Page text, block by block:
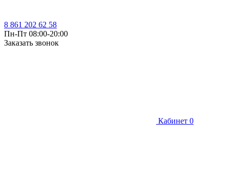
8 861 202 62 58
Пн-Пт 08:00-20:00
Заказать звонок
Кабинет 0